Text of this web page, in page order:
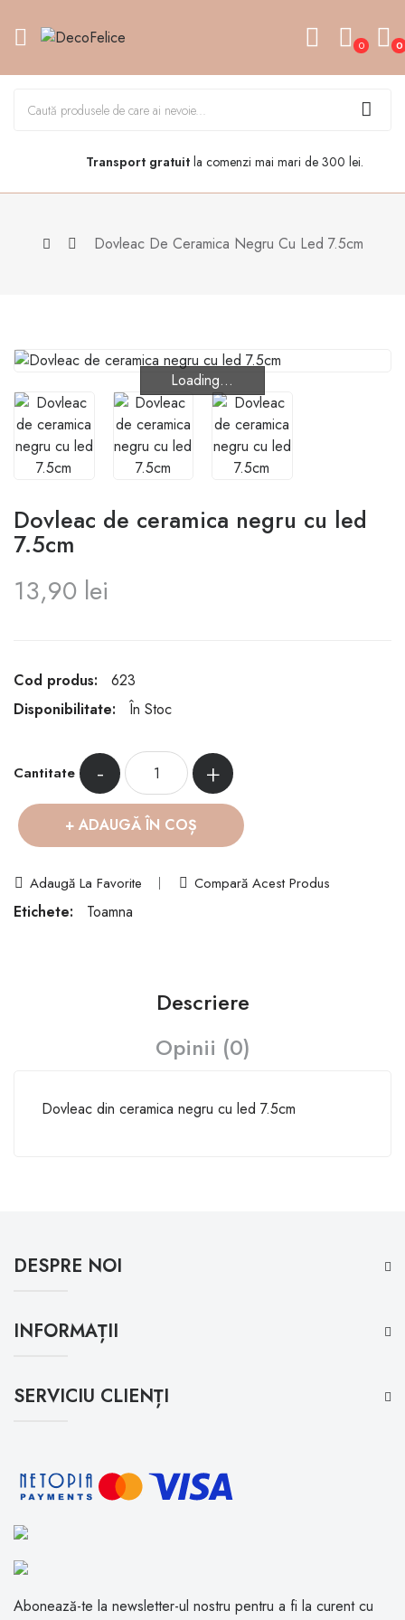
0 0
Transport gratuitla comenzi mai mari de 300 lei.
Dovleac De Ceramica Negru Cu Led 7.5cm
Loading...
Loading...
Dovleac de ceramica negru cu led
7.5cm
13,90 lei
Cod produs:
623
Disponibilitate:
În Stoc
Cantitate - +
ADAUGĂ ÎN COȘ
Adaugă La Favorite Compară Acest Produs
Etichete: Toamna
Descriere
Opinii (0)
Dovleac din ceramica negru cu led 7.5cm
DESPRE NOI
INFORMAȚII
SERVICIU CLIENȚI
Abonează-te la newsletter-ul nostru pentru a fi la curent cu